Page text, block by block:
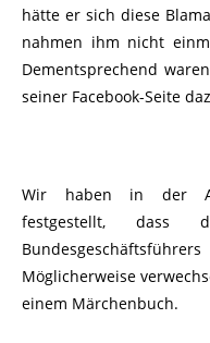
hätte er sich diese
nahmen ihm nicht
Dementsprechend
seiner Facebook-Seite
Wir haben in der
festgestellt, dass
Möglicherweise
einem Märchenbuch.